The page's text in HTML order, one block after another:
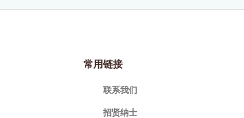
常用链接
联系我们
招贤纳士